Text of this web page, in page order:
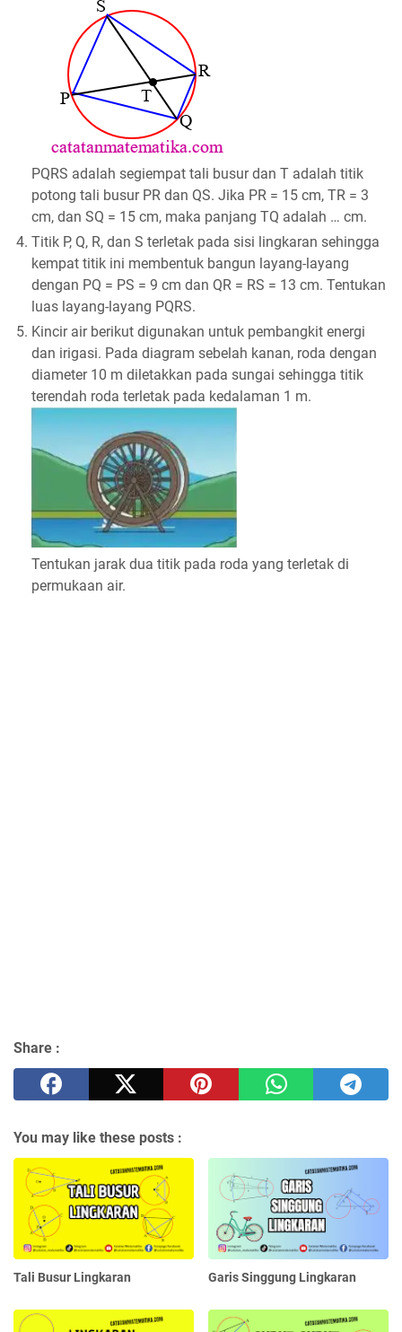
PQRS adalah segiempat tali busur dan T adalah titik
potong tali busur PR dan QS. Jika PR = 15 cm, TR = 3
cm, dan SQ = 15 cm, maka panjang TQ adalah … cm.
4. Titik P, Q, R, dan S terletak pada sisi lingkaran sehingga
kempat titik ini membentuk bangun layang-layang
dengan PQ = PS = 9 cm dan QR = RS = 13 cm. Tentukan
luas layang-layang PQRS.
5. Kincir air berikut digunakan untuk pembangkit energi
dan irigasi. Pada diagram sebelah kanan, roda dengan
diameter 10 m diletakkan pada sungai sehingga titik
terendah roda terletak pada kedalaman 1 m.
Tentukan jarak dua titik pada roda yang terletak di
permukaan air.
Share :
You may like these posts :
Tali Busur Lingkaran Garis Singgung Lingkaran